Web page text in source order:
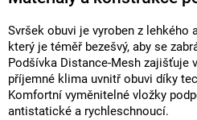
Svršek obuvi je vyroben z lehkého
který je téměř bezešvý, aby se
Podšívka Distance-Mesh zajišťuje
příjemné klima uvnitř obuvi díky
Komfortní vyměnitelné vložky
antistatické a rychleschnoucí.